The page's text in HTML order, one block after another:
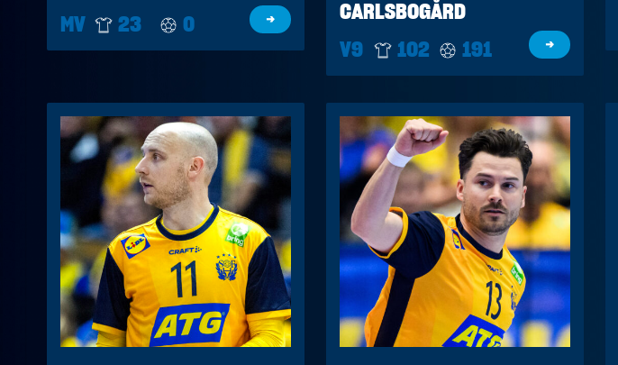
MV
23 0 →
CARLSBOGÅRD
V9
102 191 →